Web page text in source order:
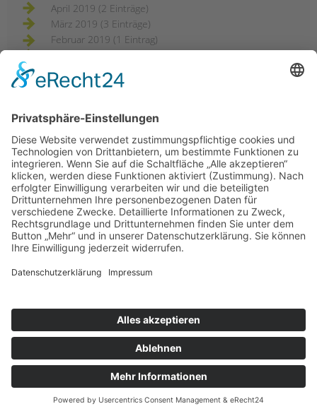
April 2019 (2 Einträge)
März 2019 (3 Einträge)
Februar 2019 (1 Eintrag)
Dezember 2018 (3 Einträge)
November 2018 (3 Einträge)
September 2018 (3 Einträge)
August 2018 (2 Einträge)
Juli 2018 (2 Einträge)
Juni 2018 (2 Einträge)
April 2018 (1 Eintrag)
März 2018 (2 Einträge)
Februar 2018 (2 Einträge)
X